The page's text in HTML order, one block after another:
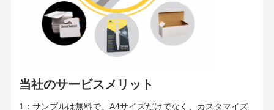
紙の種
/ ロール/シート
MM
787MM/889MM/1092MM/1194MM ロール/カ
スタマイズ
787*1092MM/889*1194/カスタマイズ
径
紙管コ
ア
イン
チ
当社のサービスメリット
1：サンプルは無料で、A4サイズだけでなく、カスタマイズ